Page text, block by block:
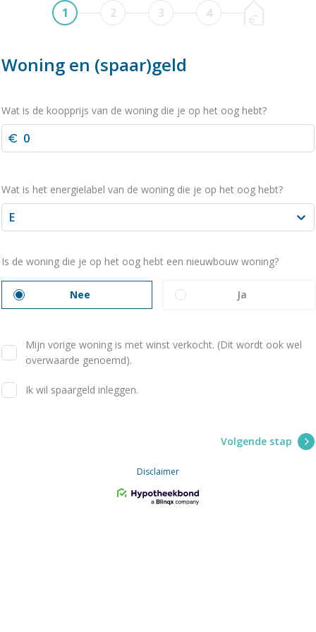
1 2 3 4
Woning en (spaar)geld
Wat is de koopprijs van de woning die je op het oog hebt?
Wat is het energielabel van de woning die je op het oog hebt?
E
Is de woning die je op het oog hebt een nieuwbouw woning?
Nee Ja
Mijn vorige woning is met winst verkocht. (Dit wordt ook wel
overwaarde genoemd).
Ik wil spaargeld inleggen.
Volgende stap
Disclaimer